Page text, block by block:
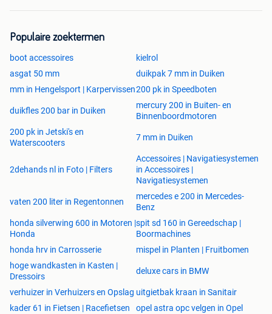
Populaire zoektermen
boot accessoires
kielrol
asgat 50 mm
duikpak 7 mm in Duiken
mm in Hengelsport | Karpervissen200 pk in Speedboten
duikfles 200 bar in Duiken
mercury 200 in Buiten- en
Binnenboordmotoren
200 pk in Jetski's en
Waterscooters
7 mm in Duiken
2dehands nl in Foto | Filters
Accessoires | Navigatiesystemen
in Accessoires |
Navigatiesystemen
vaten 200 liter in Regentonnen
mercedes e 200 in Mercedes-
Benz
honda silverwing 600 in Motoren |
Honda
spit sd 160 in Gereedschap |
Boormachines
honda hrv in Carrosserie
mispel in Planten | Fruitbomen
hoge wandkasten in Kasten |
Dressoirs
deluxe cars in BMW
verhuizer in Verhuizers en Opslag uitgietbak kraan in Sanitair
kader 61 in Fietsen | Racefietsen
opel astra opc velgen in Opel